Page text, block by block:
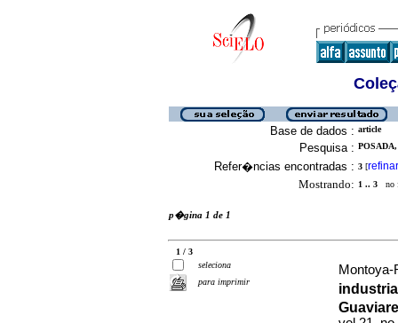
Base de dados : article
Pesquisa :
Refer�ncias encontradas : 3 [refinar
Mostrando: 1 .. 3 no
p�gina 1 de 1
1 / 3
seleciona
para imprimir